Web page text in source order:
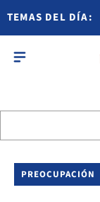
TEMAS DEL DÍA:
PREOCUPACIÓN